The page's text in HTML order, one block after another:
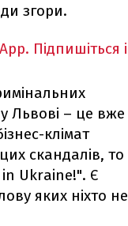
згори.
Підпишіться і
Львові – це вже
клімат
скандалів, то
in Ukraine!". Є
яких ніхто не